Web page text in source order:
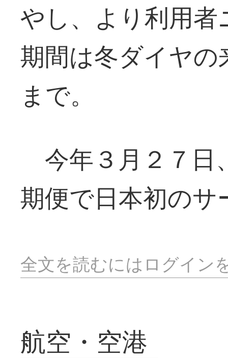
やし、より利用
期間は冬ダイヤ
まで。
今年３月２７日
期便で日本初の
全文を読むにはログイン
航空・空港